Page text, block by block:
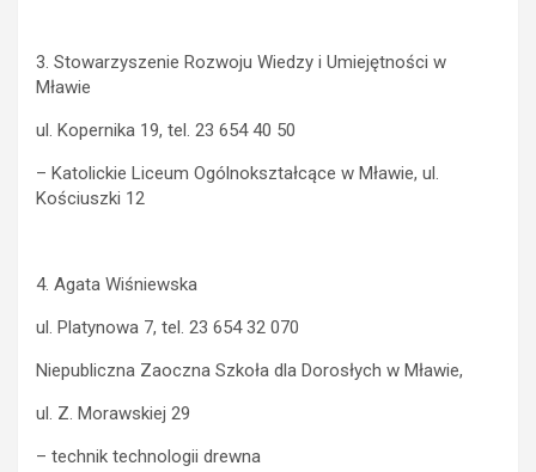
3. Stowarzyszenie Rozwoju Wiedzy i Umiejętności w
Mławie
ul. Kopernika 19, tel. 23 654 40 50
– Katolickie Liceum Ogólnokształcące w Mławie, ul.
Kościuszki 12
4. Agata Wiśniewska
ul. Platynowa 7, tel. 23 654 32 070
Niepubliczna Zaoczna Szkoła dla Dorosłych w Mławie,
ul. Z. Morawskiej 29
– technik technologii drewna